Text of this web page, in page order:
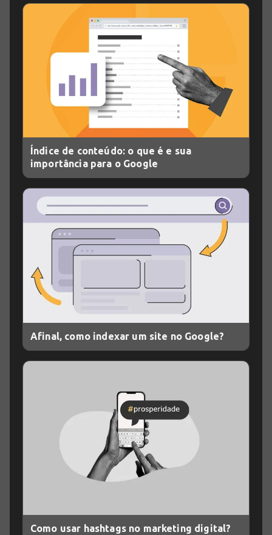
Índice de conteúdo: o que é e sua
importância para o Google
Afinal, como indexar um site no Google?
Como usar hashtags no marketing digital?